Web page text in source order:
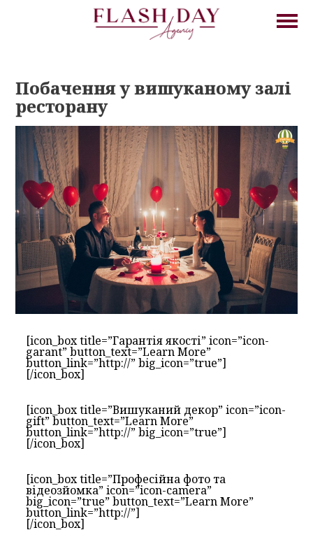
Побачення у вишуканому залі
ресторану
[icon_box title=”Гарантія якості” icon=”icon-
garant” button_text=”Learn More”
button_link=”http://” big_icon=”true”]
[/icon_box]
[icon_box title=”Вишуканий декор” icon=”icon-
gift” button_text=”Learn More”
button_link=”http://” big_icon=”true”]
[/icon_box]
[icon_box title=”Професійна фото та
відеозйомка” icon=”icon-camera”
big_icon=”true” button_text=”Learn More”
button_link=”http://”]
[/icon_box]